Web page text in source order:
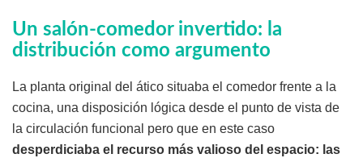
Un salón-comedor invertido: la
distribución como argumento
La planta original del ático situaba el comedor frente a la
cocina, una disposición lógica desde el punto de vista de
la circulación funcional pero que en este caso
desperdiciaba el recurso más valioso del espacio: las